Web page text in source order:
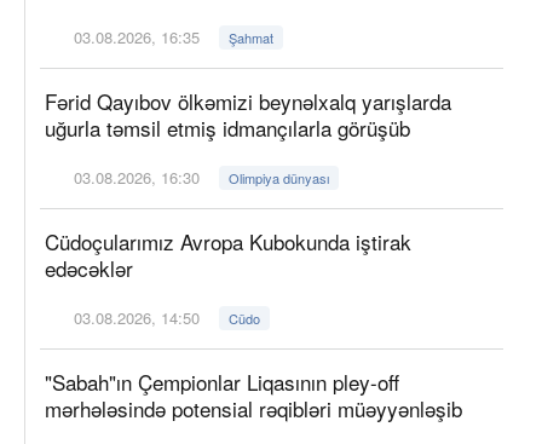
03.08.2026, 16:35 Şahmat
Fərid Qayıbov ölkəmizi beynəlxalq yarışlarda
uğurla təmsil etmiş idmançılarla görüşüb
03.08.2026, 16:30 Olimpiya dünyası
Cüdoçularımız Avropa Kubokunda iştirak
edəcəklər
03.08.2026, 14:50 Cüdo
"Sabah"ın Çempionlar Liqasının pley-off
mərhələsində potensial rəqibləri müəyyənləşib